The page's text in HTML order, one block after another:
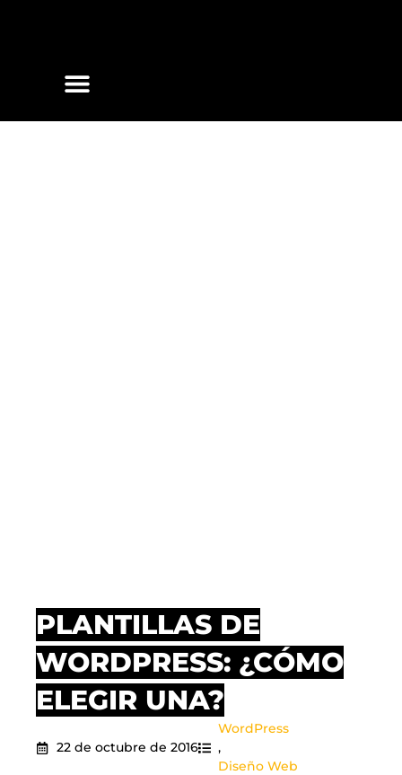
PLANTILLAS DE
WORDPRESS: ¿CÓMO
ELEGIR UNA?
22 de octubre de 2016
WordPress
,
Diseño Web